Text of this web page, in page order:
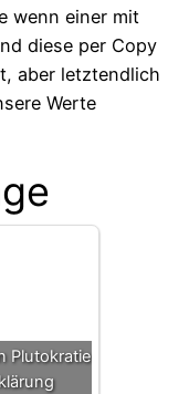
wenn einer mit
diese per Copy
aber letztendlich
Werte
Plutokratie